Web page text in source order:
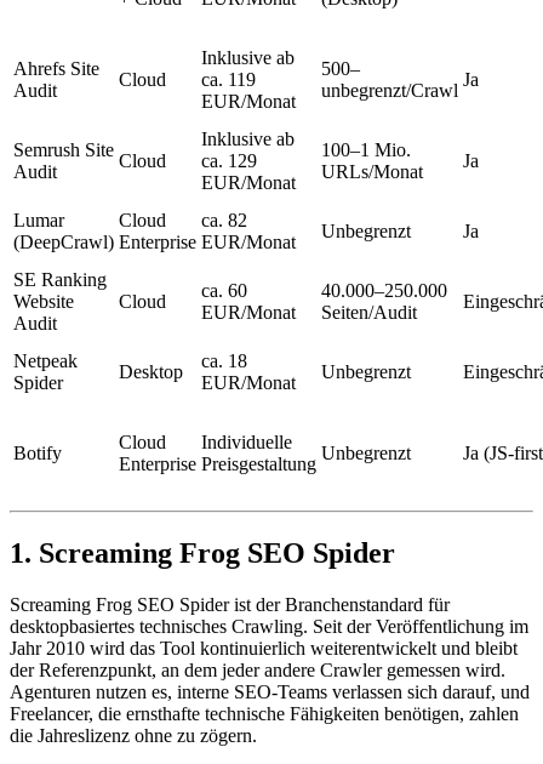
Ahrefs Site
Audit
Cloud
Inklusive ab
ca. 119
EUR/Monat
500–
unbegrenzt/Crawl
Ja
Semrush Site
Audit
Cloud
Inklusive ab
ca. 129
EUR/Monat
100–1 Mio.
URLs/Monat
Ja
Lumar
(DeepCrawl)
Cloud
Enterprise
ca. 82
EUR/Monat
Unbegrenzt Ja
SE Ranking
Website
Audit
Cloud
ca. 60
EUR/Monat
40.000–250.000
Seiten/Audit
Netpeak
Spider
Desktop
ca. 18
EUR/Monat
Unbegrenzt
Botify
Cloud
Enterprise
Individuelle
Preisgestaltung
Unbegrenzt Ja (JS-
1. Screaming Frog SEO Spider
Screaming Frog SEO Spider ist der Branchenstandard für
desktopbasiertes technisches Crawling. Seit der Veröffentlichung im
Jahr 2010 wird das Tool kontinuierlich weiterentwickelt und bleibt
der Referenzpunkt, an dem jeder andere Crawler gemessen wird.
Agenturen nutzen es, interne SEO-Teams verlassen sich darauf, und
Freelancer, die ernsthafte technische Fähigkeiten benötigen, zahlen
die Jahreslizenz ohne zu zögern.